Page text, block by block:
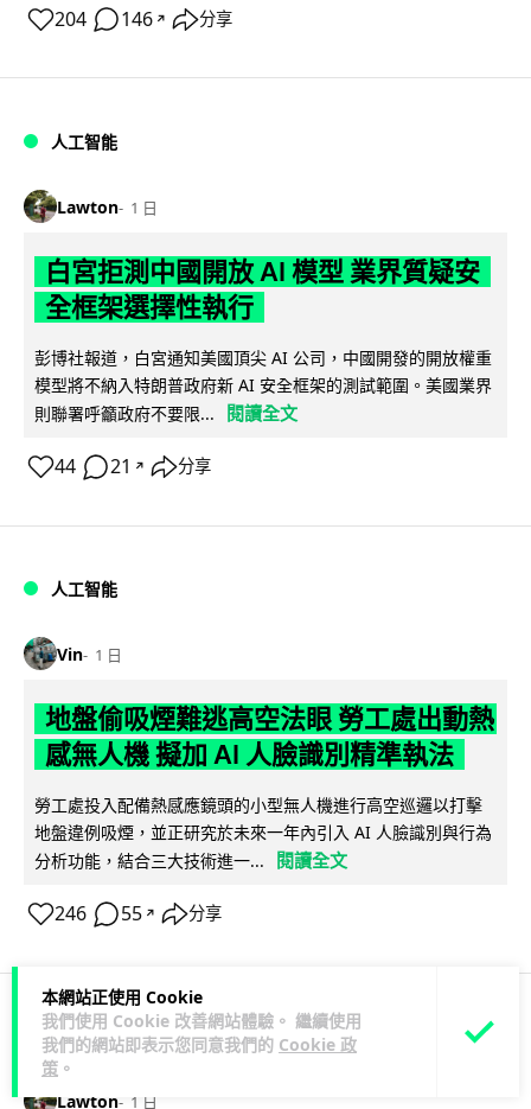
本網站正使用 Cookie
我們使用 Cookie 改善網站體驗。 繼續使用
我們的網站即表示您同意我們的 Cookie 政
策 。
204 146 ↗ 分享
人工智能
Lawton 1 日
白宮拒測中國開放 AI 模型 業界質疑安
全框架選擇性執行
彭博社報道，白宮通知美國頂尖 AI 公司，中國開發的開放權重
模型將不納入特朗普政府新 AI 安全框架的測試範圍。美國業界
則聯署呼籲政府不要限...
閱讀全文
44 21 ↗ 分享
人工智能
Vin 1 日
地盤偷吸煙難逃高空法眼 勞工處出動熱
感無人機 擬加 AI 人臉識別精準執法
勞工處投入配備熱感應鏡頭的小型無人機進行高空巡邏以打擊
地盤違例吸煙，並正研究於未來一年內引入 AI 人臉識別與行為
分析功能，結合三大技術進一...
閱讀全文
246 55 ↗ 分享
人工智能
Lawton 1 日